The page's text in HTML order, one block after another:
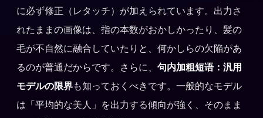
に必ず修正（レタッチ）が加えられています。出力さ
れたままの画像は、指の本数がおかしかったり、髪の
毛が不自然に融合していたりと、何かしらの欠陥があ
るのが普通だからです。さらに、 句内加粗短语：汎用
モデルの限界も知っておくべきです。一般的なモデル
は「平均的な美人」を出力する傾向が強く、そのまま